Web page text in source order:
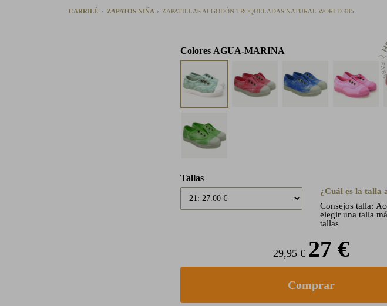
CARRILÉ ZAPATOS NIÑA ZAPATILLAS ALGODÓN TROQUELADAS NATURAL WORLD 485
Colores AGUA-MARINA
Tallas
¿Cuál es la talla
Consejos talla:
elegir una talla
tallas
29,95 € 27 €